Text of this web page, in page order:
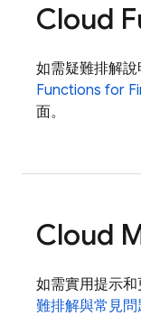
Cloud
如需疑難排解說
Functions for
面。
Cloud
如需實用提示
難排解與常見